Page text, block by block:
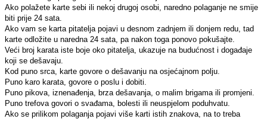
Ako polažete karte sebi ili nekoj drugoj osobi, naredno polaganje ne smije
biti prije 24 sata.
Ako vam se karta pitatelja pojavi u desnom zadnjem ili donjem redu, tad
karte odložite u naredna 24 sata, pa nakon toga ponovo pokušajte.
Veći broj karata iste boje oko pitatelja, ukazuje na budućnost i događaje
koji se dešavaju.
Kod puno srca, karte govore o dešavanju na osjećajnom polju.
Puno karo karata, govore o poslu i dobiti.
Puno pikova, iznenađenja, brza dešavanja, o malim brigama ili promjeni.
Puno trefova govori o svađama, bolesti ili neuspjelom poduhvatu.
Ako se prilikom polaganja pojavi više karti istih znakova, na to treba